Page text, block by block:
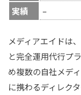
実績
–
メディアエイドは
と完全運用代行プ
め複数の自社メデ
に携わるディレク